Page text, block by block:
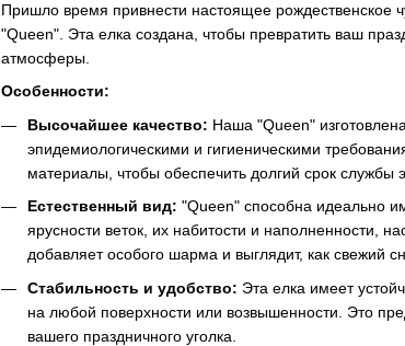
Пришло время привнести настоящее рождественское
"Queen". Эта елка создана, чтобы превратить ваш
атмосферы.
Особенности:
Высочайшее качество: Наша "Queen"
эпидемиологическими и гигиеническими
материалы, чтобы обеспечить долгий срок службы
Естественный вид: "Queen" способна идеально
ярусности веток, их набитости и наполненности,
добавляет особого шарма и выглядит, как свежий
Стабильность и удобство: Эта елка имеет
на любой поверхности или возвышенности. Это
вашего праздничного уголка.